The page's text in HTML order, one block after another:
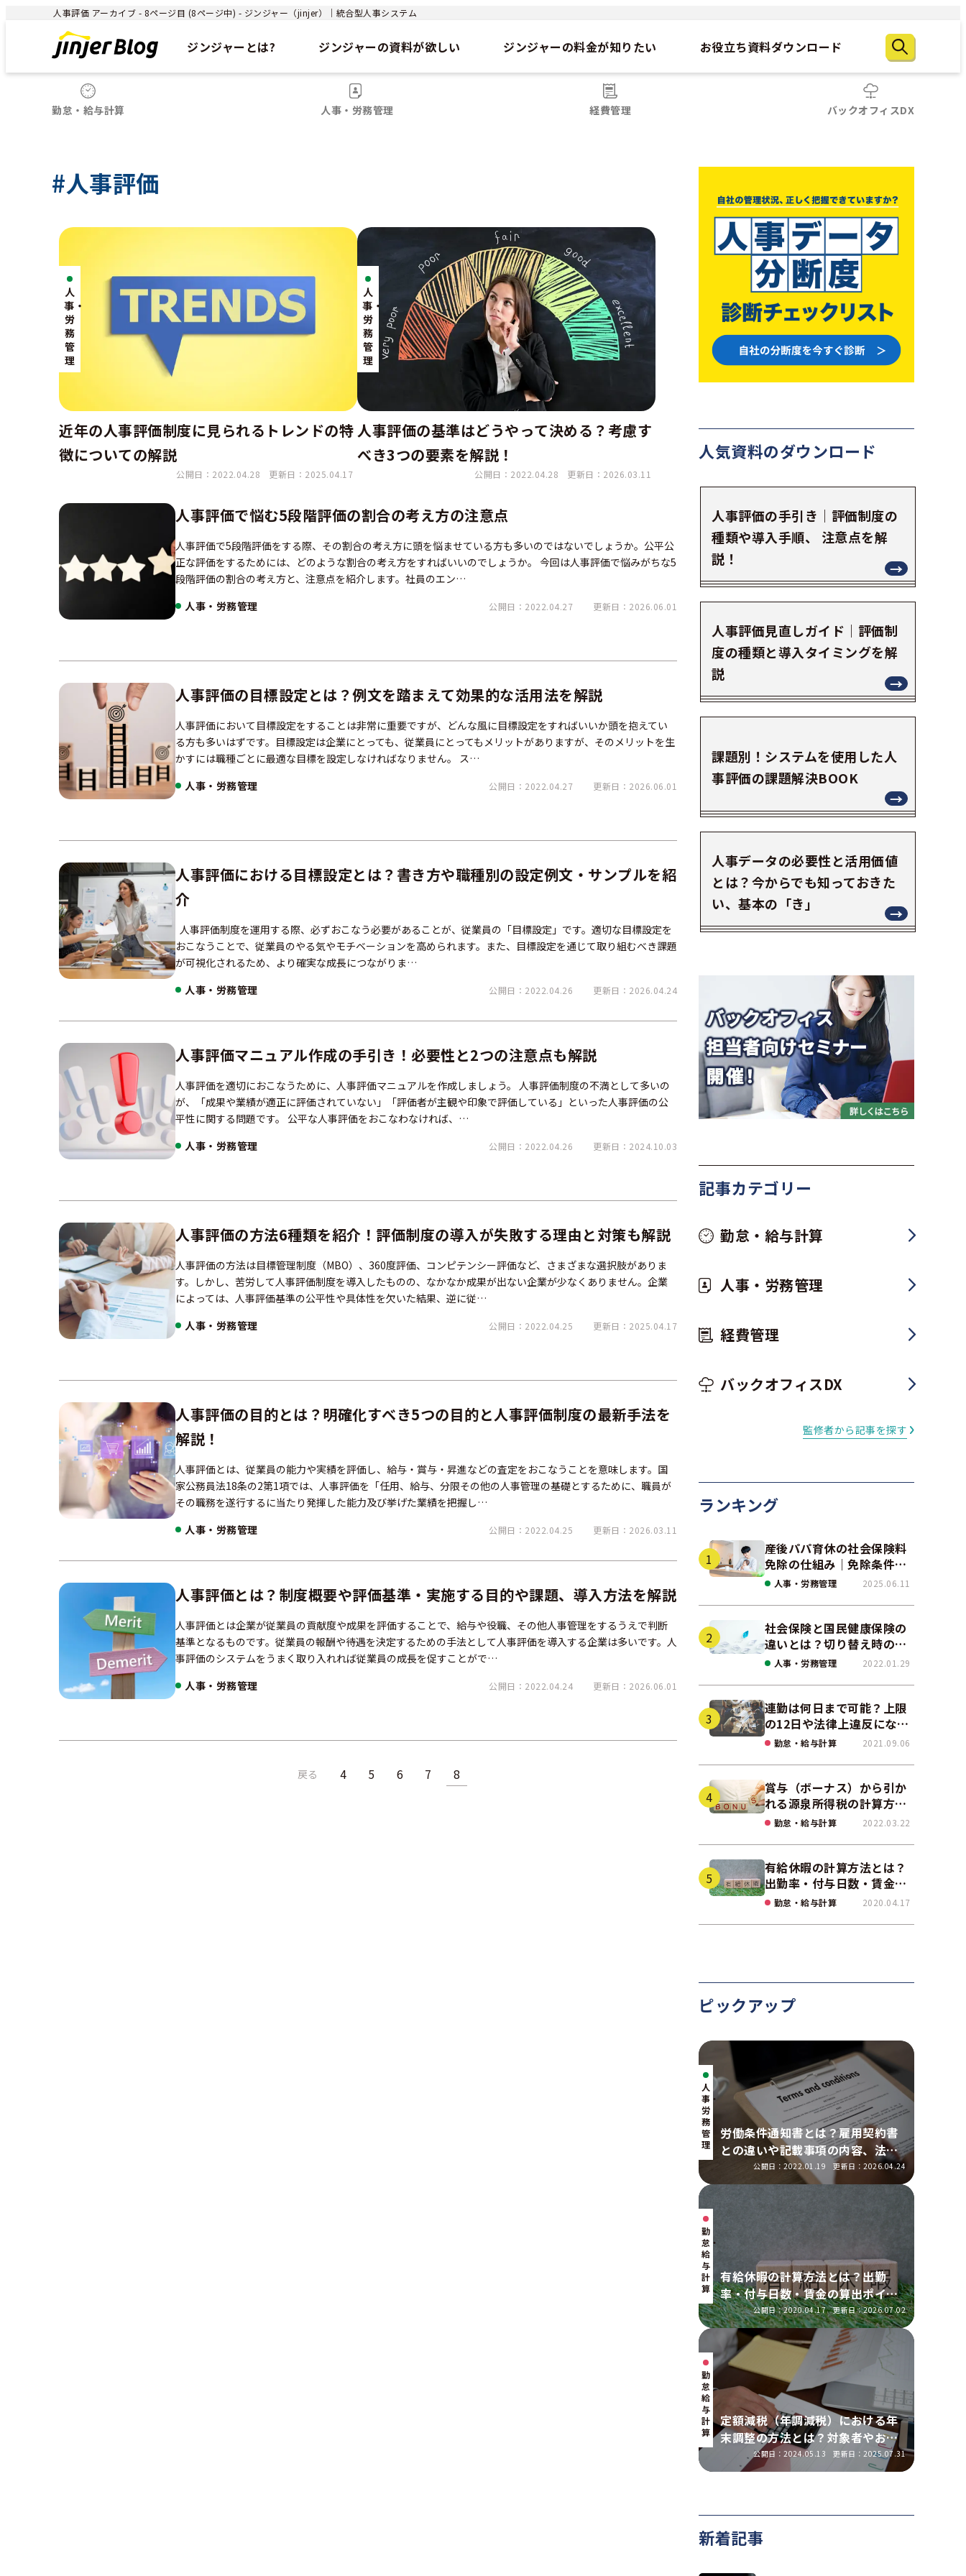
人事評価 アーカイブ - 8ページ目 (8ページ中) - ジンジャー（jinjer）｜統合型人事システム
ジンジャーとは? ジンジャーの資料が欲しい ジンジャーの料金が知りたい お役立ち資料ダウンロード
勤怠・給与計算 人事・労務管理 経費管理 バックオフィスDX
#人事評価
人
事・
労
務
管
理
近年の人事評価制度に見られるトレンドの特
徴についての解説
公開日：2022.04.28 更新日：2025.04.17
人
事・
労
務
管
理
人事評価の基準はどうやって決める？考慮す
べき3つの要素を解説！
公開日：2022.04.28 更新日：2026.03.11
人事評価で悩む5段階評価の割合の考え方の注意点
人事評価で5段階評価をする際、その割合の考え方に頭を悩ませている方も多いのではないでしょうか。公平公
正な評価をするためには、どのような割合の考え方をすればいいのでしょうか。 今回は人事評価で悩みがちな5
段階評価の割合の考え方と、注意点を紹介します。社員のエン…
人事・労務管理
公開日：2022.04.27 更新日：2026.06.01
人事評価の目標設定とは？例文を踏まえて効果的な活用法を解説
人事評価において目標設定をすることは非常に重要ですが、どんな風に目標設定をすればいいか頭を抱えてい
る方も多いはずです。目標設定は企業にとっても、従業員にとってもメリットがありますが、そのメリットを生
かすには職種ごとに最適な目標を設定しなければなりません。 ス…
人事・労務管理
公開日：2022.04.27 更新日：2026.06.01
人事評価における目標設定とは？書き方や職種別の設定例文・サンプルを紹
介
人事評価制度を運用する際、必ずおこなう必要があることが、従業員の「目標設定」です。適切な目標設定を
おこなうことで、従業員のやる気やモチベーションを高められます。また、目標設定を通じて取り組むべき課題
が可視化されるため、より確実な成長につながりま…
人事・労務管理
公開日：2022.04.26 更新日：2026.04.24
人事評価マニュアル作成の手引き！必要性と2つの注意点も解説
人事評価を適切におこなうために、人事評価マニュアルを作成しましょう。 人事評価制度の不満として多いの
が、「成果や業績が適正に評価されていない」「評価者が主観や印象で評価している」といった人事評価の公
平性に関する問題です。 公平な人事評価をおこなわなければ、…
人事・労務管理
公開日：2022.04.26 更新日：2024.10.03
人事評価の方法6種類を紹介！評価制度の導入が失敗する理由と対策も解説
人事評価の方法は目標管理制度（MBO）、360度評価、コンピテンシー評価など、さまざまな選択肢がありま
す。しかし、苦労して人事評価制度を導入したものの、なかなか成果が出ない企業が少なくありません。企業
によっては、人事評価基準の公平性や具体性を欠いた結果、逆に従…
人事・労務管理
公開日：2022.04.25 更新日：2025.04.17
人事評価の目的とは？明確化すべき5つの目的と人事評価制度の最新手法を
解説！
人事評価とは、従業員の能力や実績を評価し、給与・賞与・昇進などの査定をおこなうことを意味します。国
家公務員法18条の2第1項では、人事評価を「任用、給与、分限その他の人事管理の基礎とするために、職員が
その職務を遂行するに当たり発揮した能力及び挙げた業績を把握し…
人事・労務管理
公開日：2022.04.25 更新日：2026.03.11
人事評価とは？制度概要や評価基準・実施する目的や課題、導入方法を解説
人事評価とは企業が従業員の貢献度や成果を評価することで、給与や役職、その他人事管理をするうえで判断
基準となるものです。従業員の報酬や待遇を決定するための手法として人事評価を導入する企業は多いです。人
事評価のシステムをうまく取り入れれば従業員の成長を促すことがで…
人事・労務管理
公開日：2022.04.24 更新日：2026.06.01
戻る 4 5 6 7 8
人気資料のダウンロード
人事評価の手引き｜評価制度の
種類や導入手順、 注意点を解
説！
人事評価見直しガイド｜評価制
度の種類と導入タイミングを解
説
課題別！システムを使用した人
事評価の課題解決BOOK
人事データの必要性と活用価値
とは？今からでも知っておきた
い、基本の「き」
記事カテゴリー
勤怠・給与計算
人事・労務管理
経費管理
バックオフィスDX
監修者から記事を探す
ランキング
産後パパ育休の社会保険料
免除の仕組み｜免除条件と
事例、手続きの注意点を解
人事・労務管理 2025.06.11
社会保険と国民健康保険の
違いとは？切り替え時の手
続きや任意継続について解
人事・労務管理 2022.01.29
連勤は何日まで可能？上限
の12日や法律上違反になる
場合も解説
勤怠・給与計算 2021.09.06
賞与（ボーナス）から引か
れる源泉所得税の計算方法
をわかりやすく解説
勤怠・給与計算 2022.03.22
有給休暇の計算方法とは？
出勤率・付与日数・賃金の
算出ポイントを実務に即し
勤怠・給与計算 2020.04.17
ピックアップ
人
事・
労
務
管
理
労働条件通知書とは？雇用契約書
との違いや記載事項の内容、法改
正の明示ルールを解説
公開日：2022.01.19 更新日：2026.04.24
勤
怠・
給
与
計
算
有給休暇の計算方法とは？出勤
率・付与日数・賃金の算出ポイン
トを実務に即して解説
公開日：2020.04.17 更新日：2026.07.02
勤
怠・
給
与
計
算
定額減税（年調減税）における年
末調整の方法とは？対象者やおこ
なう手順を解説
公開日：2024.05.13 更新日：2025.07.31
新着記事